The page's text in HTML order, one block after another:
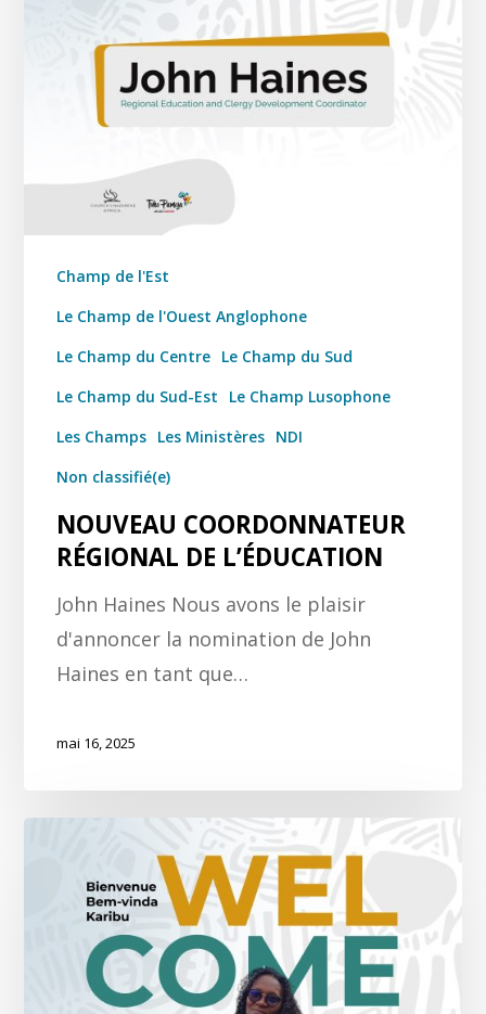
Champ de l'Est
Le Champ de l'Ouest Anglophone
Le Champ du Centre Le Champ du Sud
Le Champ du Sud-Est
Le Champ Lusophone
Les Champs Les Ministères NDI
Non classifié(e)
NOUVEAU COORDONNATEUR
RÉGIONAL DE L’ÉDUCATION
John Haines Nous avons le plaisir
d'annoncer la nomination de John
Haines en tant que…
mai 16, 2025